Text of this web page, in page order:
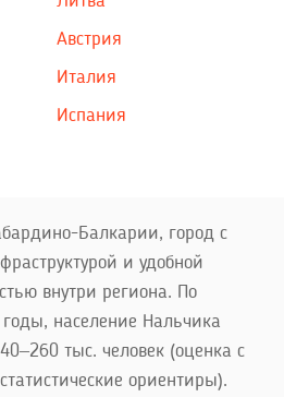
Австрия
Италия
Испания
Балкарии, город с
и удобной
внутри региона. По
население Нальчика
тыс. человек (оценка с
ориентиры).